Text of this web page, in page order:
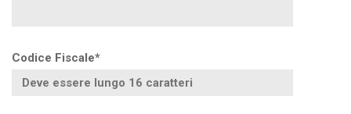
Codice Fiscale*